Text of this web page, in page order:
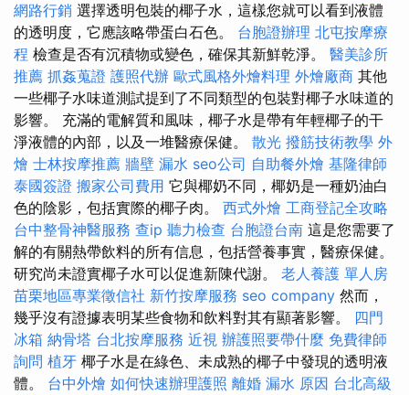
網路行銷 選擇透明包裝的椰子水，這樣您就可以看到液體
的透明度，它應該略帶蛋白石色。 台胞證辦理 北屯按摩療
程 檢查是否有沉積物或變色，確保其新鮮乾淨。 醫美診所
推薦 抓姦蒐證 護照代辦 歐式風格外燴料理 外燴廠商 其他
一些椰子水味道測試提到了不同類型的包裝對椰子水味道的
影響。 充滿的電解質和風味，椰子水是帶有年輕椰子的干
淨液體的內部，以及一堆醫療保健。 散光 撥筋技術教學 外
燴 士林按摩推薦 牆壁 漏水 seo公司 自助餐外燴 基隆律師
泰國簽證 搬家公司費用 它與椰奶不同，椰奶是一種奶油白
色的陰影，包括實際的椰子肉。 西式外燴 工商登記全攻略
台中整骨神醫服務 查ip 聽力檢查 台胞證台南 這是您需要了
解的有關熱帶飲料的所有信息，包括營養事實，醫療保健。
研究尚未證實椰子水可以促進新陳代謝。 老人養護 單人房
苗栗地區專業徵信社 新竹按摩服務 seo company 然而，
幾乎沒有證據表明某些食物和飲料對其有顯著影響。 四門
冰箱 納骨塔 台北按摩服務 近視 辦護照要帶什麼 免費律師
詢問 植牙 椰子水是在綠色、未成熟的椰子中發現的透明液
體。 台中外燴 如何快速辦理護照 離婚 漏水 原因 台北高級